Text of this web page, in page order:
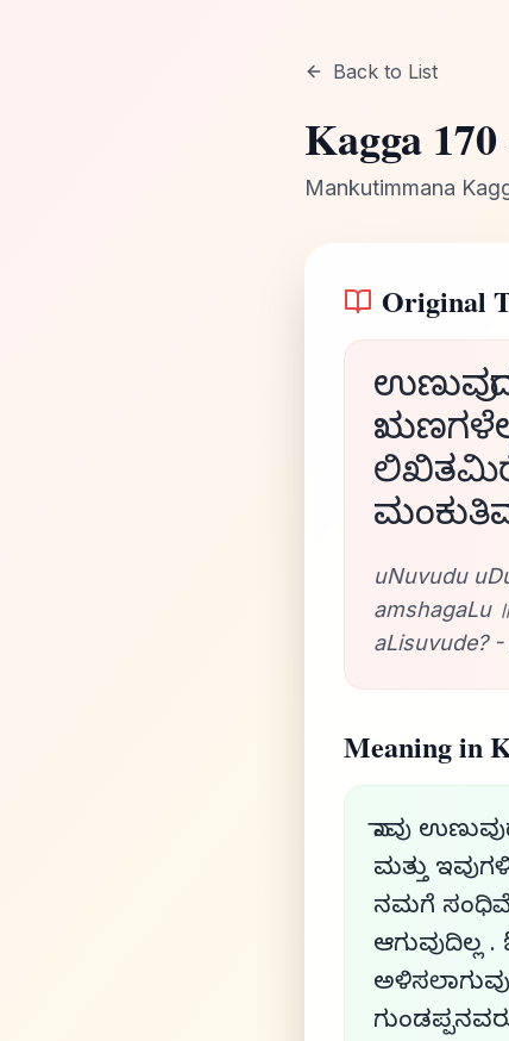
Back to List
Kagga 170
Mankutimmana
Original
uNuvudu
amshagaLu
aLisuvude?
Meaning in
ನಾವು
ಮತ್ತು
ನಮಗೆ
ಆಗುವುದಿಲ್ಲ